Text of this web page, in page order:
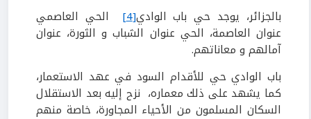
بالجزائر، يوجد حي باب الوادي[4]
الحي العاصمي
عنوان العاصمة، الحي عنوان الشباب و الثورة، عنوان
آمالهم و معاناتهم.
باب الوادي حي للأقدام السود في عهد الاستعمار،
كما يشهد على ذلك معماره، نزح إليه بعد الاستقلال
السكان المسلمون من الأحياء المجاورة، خاصة منهم